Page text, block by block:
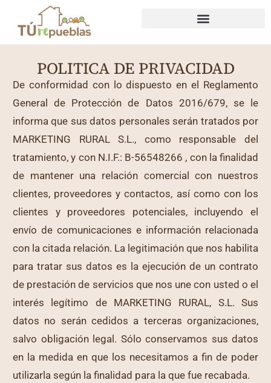
POLITICA DE PRIVACIDAD
De conformidad con lo dispuesto en el Reglamento
General de Protección de Datos 2016/679, se le
informa que sus datos personales serán tratados por
MARKETING RURAL S.L., como responsable del
tratamiento, y con N.I.F.: B-56548266 , con la finalidad
de mantener una relación comercial con nuestros
clientes, proveedores y contactos, así como con los
clientes y proveedores potenciales, incluyendo el
envío de comunicaciones e información relacionada
con la citada relación. La legitimación que nos habilita
para tratar sus datos es la ejecución de un contrato
de prestación de servicios que nos une con usted o el
interés legítimo de MARKETING RURAL, S.L. Sus
datos no serán cedidos a terceras organizaciones,
salvo obligación legal. Sólo conservamos sus datos
en la medida en que los necesitamos a fin de poder
utilizarla según la finalidad para la que fue recabada.